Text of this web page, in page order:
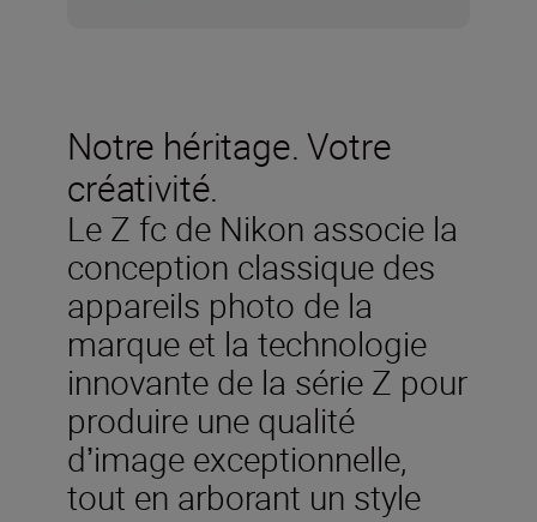
Notre héritage. Votre
créativité.
Le Z fc de Nikon associe la
conception classique des
appareils photo de la
marque et la technologie
innovante de la série Z pour
produire une qualité
dʼimage exceptionnelle,
tout en arborant un style